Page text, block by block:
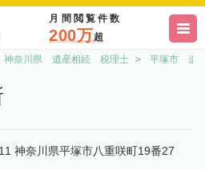
月間閲覧件数
200万超
神奈川県 遺産相続 税理士 平塚市 遺
神奈川県平塚市八重咲町19番27